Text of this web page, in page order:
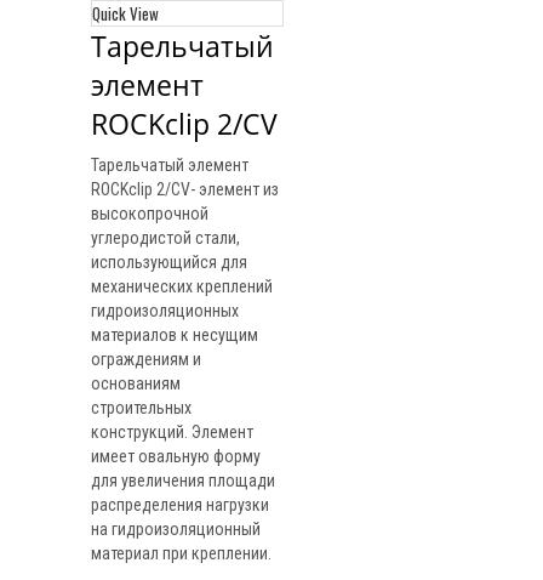
Quick View
Тарельчатый
элемент
ROCKclip 2/CV
Тарельчатый элемент
ROCKclip 2/CV- элемент из
высокопрочной
углеродистой стали,
использующийся для
механических креплений
гидроизоляционных
материалов к несущим
ограждениям и
основаниям
строительных
конструкций. Элемент
имеет овальную форму
для увеличения площади
распределения нагрузки
на гидроизоляционный
материал при креплении.